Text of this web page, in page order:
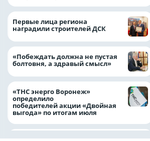
Первые лица региона
наградили строителей ДСК
«Побеждать должна не пустая
болтовня, а здравый смысл»
«ТНС энерго Воронеж»
определило
победителей акции «Двойная
выгода» по итогам июля